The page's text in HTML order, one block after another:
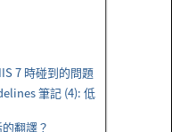
7 時碰到的問題
筆記 (4): 低
翻譯？